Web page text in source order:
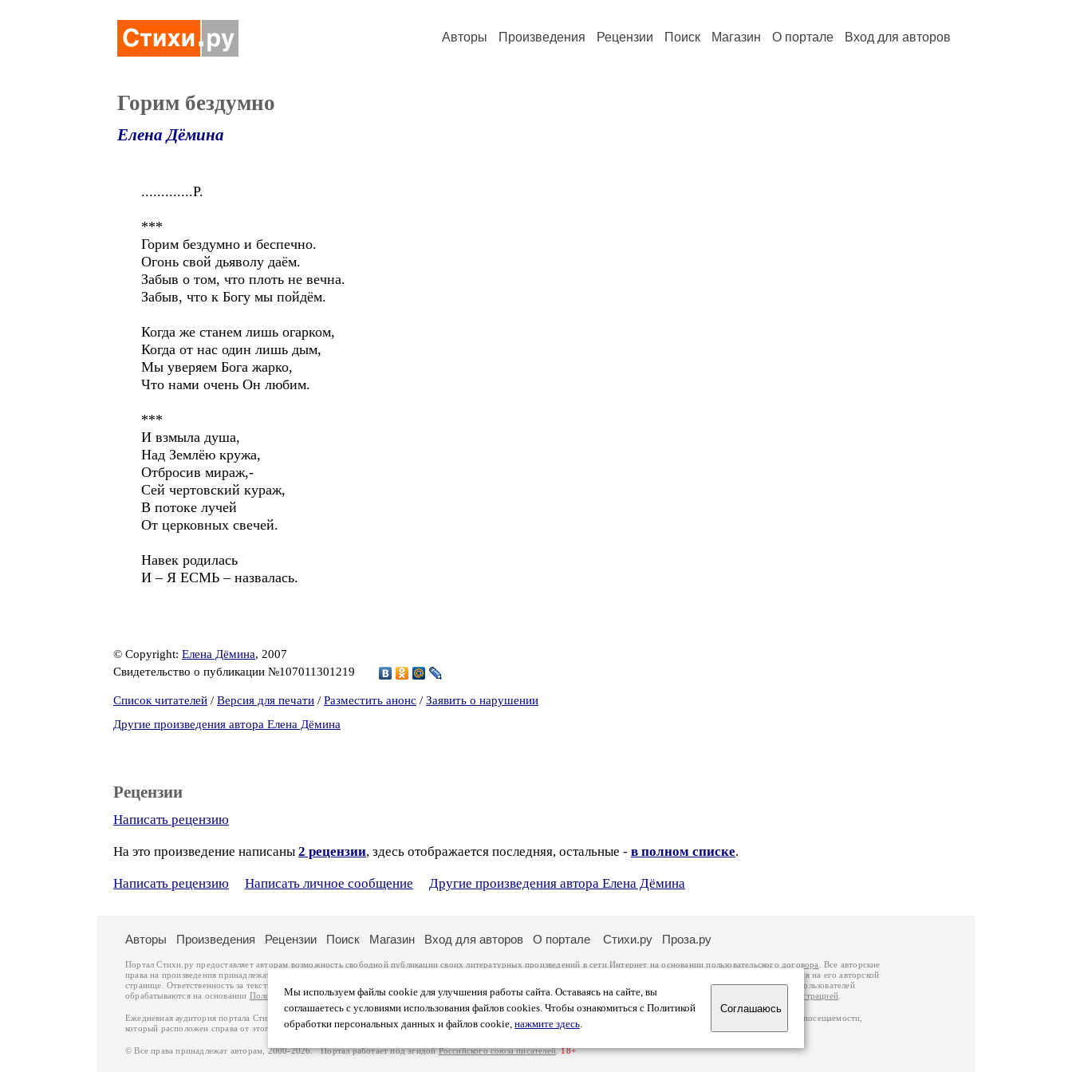
Авторы Произведения Рецензии Поиск Магазин О портале Вход для авторов
Горим бездумно
Елена Дёмина
.............Р.
***
Горим бездумно и беспечно.
Огонь свой дьяволу даём.
Забыв о том, что плоть не вечна.
Забыв, что к Богу мы пойдём.
Когда же станем лишь огарком,
Когда от нас один лишь дым,
Мы уверяем Бога жарко,
Что нами очень Он любим.
***
И взмыла душа,
Над Землёю кружа,
Отбросив мираж,-
Сей чертовский кураж,
В потоке лучей
От церковных свечей.
Навек родилась
И – Я ЕСМЬ – назвалась.
© Copyright: Елена Дёмина, 2007
Свидетельство о публикации №107011301219
Список читателей / Версия для печати / Разместить анонс / Заявить о нарушении
Другие произведения автора Елена Дёмина
Рецензии
Написать рецензию
На это произведение написаны 2 рецензии, здесь отображается последняя, остальные - в полном списке.
Написать рецензию Написать личное сообщение Другие произведения автора Елена Дёмина
Мы используем файлы cookie для улучшения работы сайта. Оставаясь на сайте, вы
соглашаетесь с условиями использования файлов cookies. Чтобы ознакомиться с Политикой
обработки персональных данных и файлов cookie, нажмите здесь.
Соглашаюсь
Авторы Произведения Рецензии Поиск Магазин Вход для авторов О портале Стихи.ру Проза.ру
Портал Стихи.ру предоставляет авторам возможность свободной публикации своих литературных произведений в сети Интернет на основаниипользовательского договора
. Все авторские
права на произведения принадлежат авторам и охраняются
. Перепечатка произведений возможна только с согласия его автора, к которому вы можете обратиться на его авторской
странице. Ответственность за тексты произведений авторы несут самостоятельно на основании
законодательства Российской Федерации. Данные пользователей
обрабатываются на основании Политики обработки персональных данных. Вы также можете посмотреть более подробнуюинформацию о портале связаться с администрацией
Ежедневная аудитория портала Стихи.ру – порядка 200 тысяч посетителей, которые в общей сумме просматривают более двух миллионов страниц по данным счетчика посещаемости,
который расположен справа от этого текста. В каждой графе указано по две цифры: количество просмотров и количество посетителей.
© Все права принадлежат авторам, 2000-2026. Портал работает под эгидойРоссийского союза писателей.18+